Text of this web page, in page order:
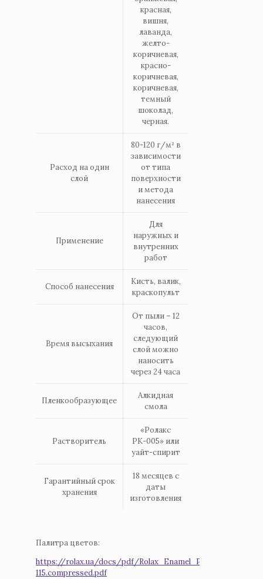
красная,
вишня,
лаванда,
желто-
коричневая,
красно-
коричневая,
коричневая,
темный
шоколад,
черная.
Расход на один
слой
80-120 г/м² в
зависимости
от типа
поверхности
и метода
нанесения
Применение
Для
наружных и
внутренних
работ
Способ нанесения
Кисть, валик,
краскопульт
Время высыхания
От пыли – 12
часов,
следующий
слой можно
наносить
через 24 часа
Пленкообразующее
Алкидная
смола
Растворитель
«Ролакс
РК-005» или
уайт-спирит
Гарантийный срок
хранения
18 месяцев с
даты
изготовления
Палитра цветов:
https://rolax.ua/docs/pdf/Rolax_Enamel_PF-
115.compressed.pdf